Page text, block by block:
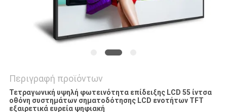
Περιγραφή προϊόντων
Τετραγωνική υψηλή φωτεινότητα επίδειξης LCD 55 ίντσα
οθόνη συστημάτων σηματοδότησης LCD ενοτήτων TFT
εξαιρετικά ευρεία ψηφιακή